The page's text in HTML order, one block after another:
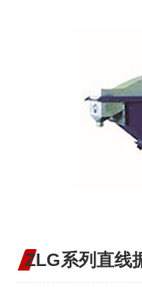
ZLG系列直线